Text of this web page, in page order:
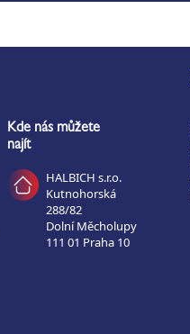
Kde nás můžete
najít
HALBICH s.r.o.
Kutnohorská
288/82
Dolní Měcholupy
111 01 Praha 10